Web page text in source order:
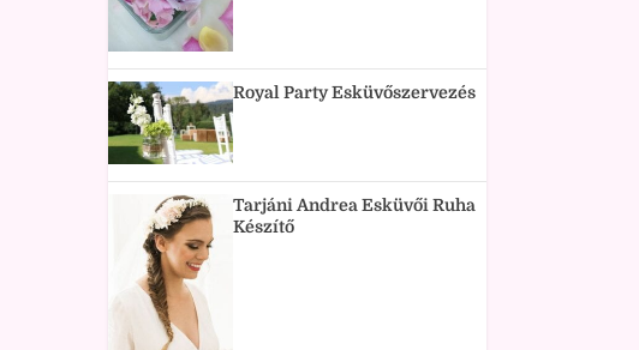
Royal Party Esküvőszervezés
Tarjáni Andrea Esküvői Ruha
Készítő